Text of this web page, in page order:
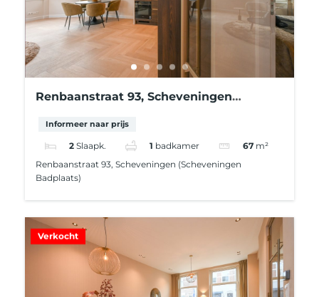
Renbaanstraat 93, Scheveningen
Informeer naar prijs
2 Slaapk. 1 badkamer 67 m²
Renbaanstraat 93, Scheveningen (Scheveningen
Badplaats)
Verkocht